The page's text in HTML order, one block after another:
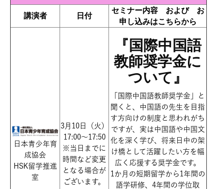
講演者 日付
セミナー内容 および お
申し込みはこちらから
日本青少年育
成協会
HSK留学推進
室
3月10日（火）
17:00～17:50
※当日までに
時間など変更
となる場合が
ございます。
『国際中国語
教師奨学金に
ついて』
「国際中国語教師奨学金」と
聞くと、中国語の先生を目指
す方向けの制度と思われがち
ですが、実は中国語や中国文
化を深く学び、将来日中の架
け橋として活躍したい方を幅
広く応援する奨学金です。
1か月の短期留学から1年間の
語学研修、4年間の学位取